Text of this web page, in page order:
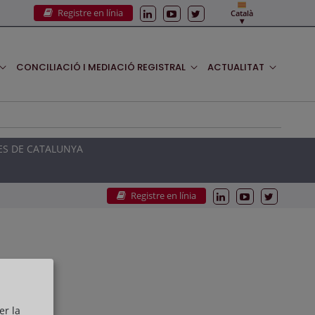
Registre en línia Català
CONCILIACIÓ I MEDIACIÓ REGISTRAL ACTUALITAT
DE CATALUNYA
Registre en línia
la